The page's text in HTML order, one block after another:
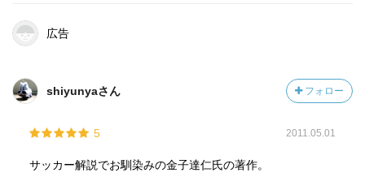
日本サッカーが更に進化・進歩していくにはサポーター・
ファンだけでなくマスメディアもその目を変えていく必要
広告
shiyunyaさん フォロー
5 2011.05.01
サッカー解説でお馴染みの金子達仁氏の著作。